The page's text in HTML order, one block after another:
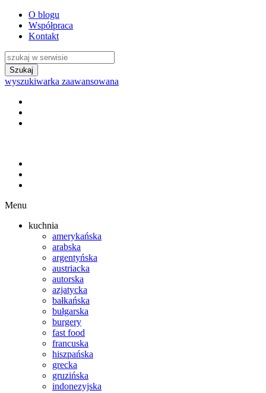
O blogu
Współpraca
Kontakt
wyszukiwarka zaawansowana
Menu
kuchnia
amerykańska
arabska
argentyńska
austriacka
autorska
azjatycka
bałkańska
bułgarska
burgery
fast food
francuska
hiszpańska
grecka
gruzińska
indonezyjska